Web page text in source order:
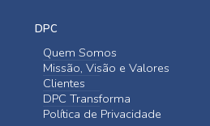
DPC
Quem Somos
Missão, Visão e Valores
Clientes
DPC Transforma
Política de Privacidade